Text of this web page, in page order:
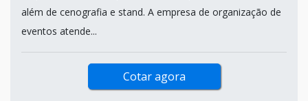
além de cenografia e stand. A empresa de organização de
eventos atende...
Cotar agora